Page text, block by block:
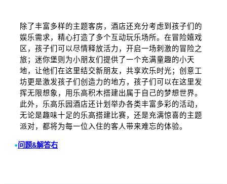
除了丰富多样的主题客房，酒店还充分考虑到孩子们的
娱乐需求，精心打造了多个互动玩乐场所。在冒险嬉戏
区，孩子们可以尽情释放活力，开启一场刺激的冒险之
旅；迷你堡则为小朋友们提供了一个充满童趣的小天
地，让他们在这里结交新朋友，共享欢乐时光；创意工
坊更是激发孩子们创造力的地方，孩子们可以在这里发
挥无限想象，用乐高积木搭建出属于自己的梦想世界。
此外，乐高乐园酒店还计划举办各类丰富多彩的活动，
无论是趣味十足的乐高搭建比赛，还是充满惊喜的主题
派对，都将为每一位入住的客人带来难忘的体验。
•问题&解答右